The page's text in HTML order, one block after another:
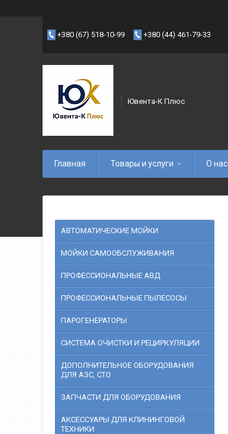
+380 (67) 518-10-99 +380 (44) 461-79-33
Ювента-К Плюс
Главная Товары и услуги О нас
АВТОМАТИЧЕСКИЕ МОЙКИ
МОЙКИ САМООБСЛУЖИВАНИЯ
ПРОФЕССИОНАЛЬНЫЕ АВД
ПРОФЕССИОНАЛЬНЫЕ ПЫЛЕСОСЫ
ПАРОГЕНЕРАТОРЫ
СИСТЕМА ОЧИСТКИ И РЕЦИРКУЛЯЦИИ
ДОПОЛНИТЕЛЬНОЕ ОБОРУДОВАНИЯ
ДЛЯ АЗС, СТО
ЗАПЧАСТИ ДЛЯ ОБОРУДОВАНИЯ
АКСЕССУАРЫ ДЛЯ КЛИНИНГОВОЙ
ТЕХНИКИ